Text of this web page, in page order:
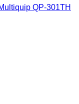
QP-301TH